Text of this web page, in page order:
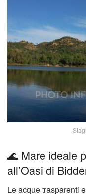
🌊 Mare ideale
all’Oasi di
Le acque trasparenti